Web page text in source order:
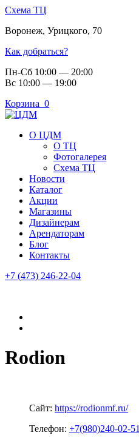
Схема ТЦ
Воронеж, Урицкого, 70
Как добраться?
Пн-Сб 10:00 — 20:00
Вс 10:00 — 19:00
Корзина 0
О ЦДМ
О ТЦ
Фотогалерея
Схема ТЦ
Новости
Каталог
Акции
Магазины
Дизайнерам
Арендаторам
Блог
Контакты
+7 (473) 246-22-04
Rodion
Сайт: https://rodionmf.ru/
Телефон: +7(980)240-02-51